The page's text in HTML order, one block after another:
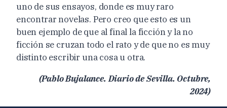
uno de sus ensayos, donde es muy raro
encontrar novelas. Pero creo que esto es un
buen ejemplo de que al final la ficción y la no
ficción se cruzan todo el rato y de que no es muy
distinto escribir una cosa u otra.
(Pablo Bujalance. Diario de Sevilla. Octubre,
2024)